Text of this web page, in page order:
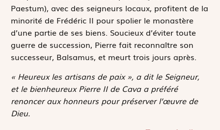
Paestum), avec des seigneurs locaux, profitent de la
minorité de Frédéric II pour spolier le monastère
d’une partie de ses biens. Soucieux d’éviter toute
guerre de succession, Pierre fait reconnaître son
successeur, Balsamus, et meurt trois jours après.
« Heureux les artisans de paix », a dit le Seigneur,
et le bienheureux Pierre II de Cava a préféré
renoncer aux honneurs pour préserver l’œuvre de
Dieu.